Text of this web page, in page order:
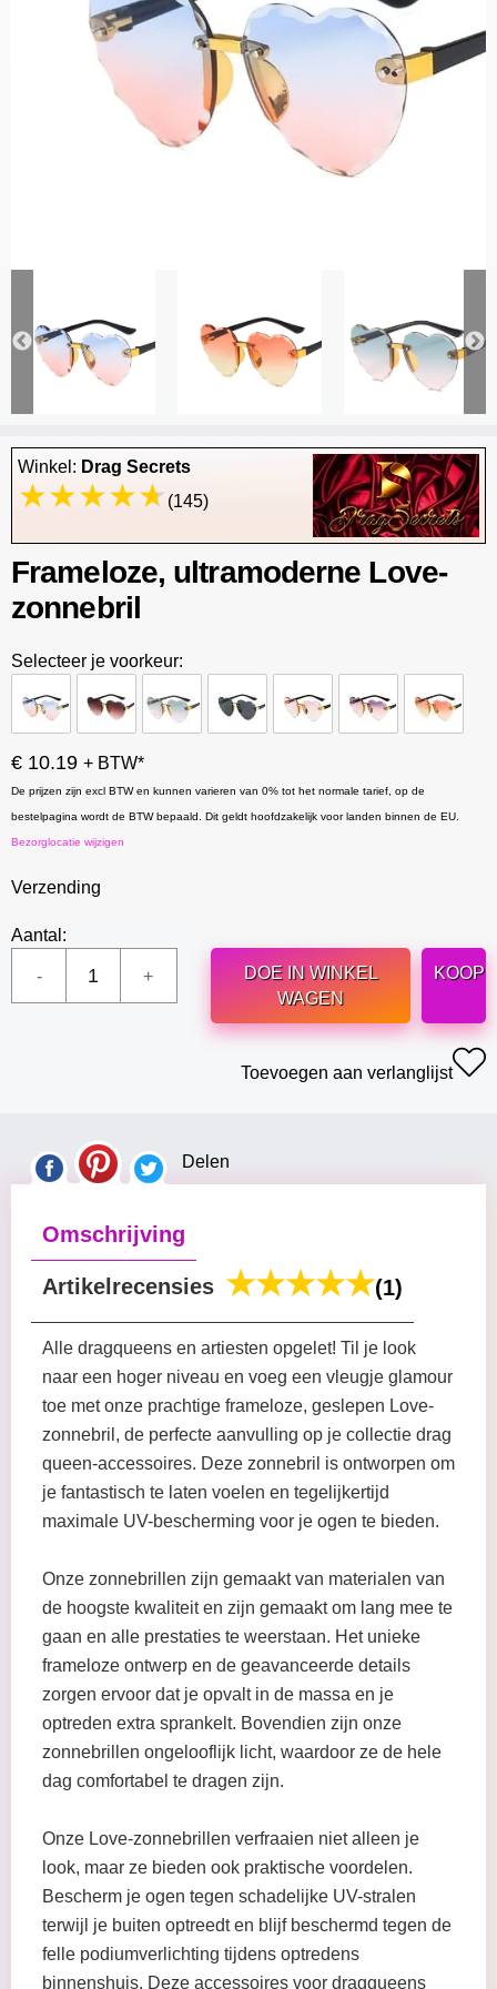
Winkel: Drag Secrets
(145)
Frameloze, ultramoderne Love-
zonnebril
Selecteer je voorkeur:
€ 10.19 + BTW*
De prijzen zijn excl BTW en kunnen varieren van 0% tot het normale tarief, op de
bestelpagina wordt de BTW bepaald. Dit geldt hoofdzakelijk voor landen binnen de EU.
Bezorglocatie wijzigen
Verzending
Aantal:
DOE IN WINKEL
WAGEN
KOOP
Toevoegen aan verlanglijst
Delen
Omschrijving
Artikelrecensies (1)
Alle dragqueens en artiesten opgelet! Til je look
naar een hoger niveau en voeg een vleugje glamour
toe met onze prachtige frameloze, geslepen Love-
zonnebril, de perfecte aanvulling op je collectie drag
queen-accessoires. Deze zonnebril is ontworpen om
je fantastisch te laten voelen en tegelijkertijd
maximale UV-bescherming voor je ogen te bieden.
Onze zonnebrillen zijn gemaakt van materialen van
de hoogste kwaliteit en zijn gemaakt om lang mee te
gaan en alle prestaties te weerstaan. Het unieke
frameloze ontwerp en de geavanceerde details
zorgen ervoor dat je opvalt in de massa en je
optreden extra sprankelt. Bovendien zijn onze
zonnebrillen ongelooflijk licht, waardoor ze de hele
dag comfortabel te dragen zijn.
Onze Love-zonnebrillen verfraaien niet alleen je
look, maar ze bieden ook praktische voordelen.
Bescherm je ogen tegen schadelijke UV-stralen
terwijl je buiten optreedt en blijf beschermd tegen de
felle podiumverlichting tijdens optredens
binnenshuis. Deze accessoires voor dragqueens